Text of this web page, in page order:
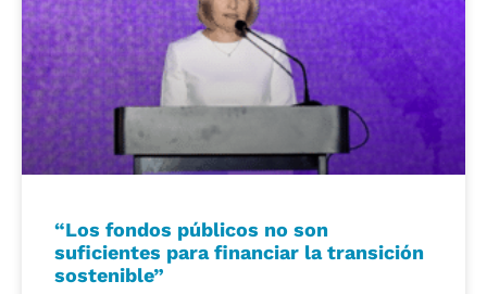
“Los fondos públicos no son
suficientes para financiar la transición
sostenible”